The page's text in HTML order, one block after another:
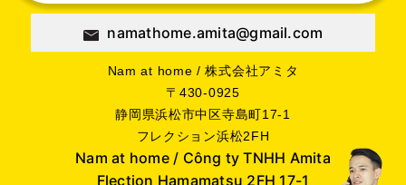
namathome.amita@gmail.com
Nam at home / 株式会社アミタ
〒430-0925
静岡県浜松市中区寺島町17-1
フレクション浜松2FH
Nam at home / Công ty TNHH Amita
Flection Hamamatsu 2FH 17-1